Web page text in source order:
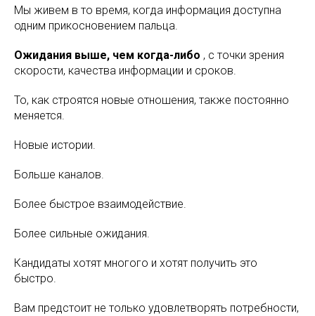
Мы живем в то время, когда информация доступна
одним прикосновением пальца.
Ожидания выше, чем когда-либо , с точки зрения
скорости, качества информации и сроков.
То, как строятся новые отношения, также постоянно
меняется.
Новые истории.
Больше каналов.
Более быстрое взаимодействие.
Более сильные ожидания.
Кандидаты хотят многого и хотят получить это
быстро.
Вам предстоит не только удовлетворять потребности,